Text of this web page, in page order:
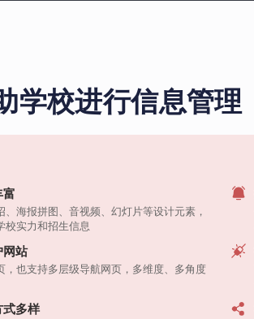
学校进行信息管理
、海报拼图、音视频、幻灯片等设计元素，
校实力和招生信息
网站
，也支持多层级导航网页，多维度、多角度
多样